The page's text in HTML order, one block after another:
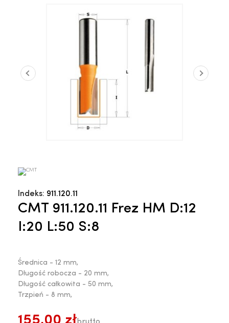
Indeks: 911.120.11
CMT 911.120.11 Frez HM D:12
I:20 L:50 S:8
Średnica - 12 mm,
Długość robocza - 20 mm,
Długość całkowita - 50 mm,
Trzpień - 8 mm,